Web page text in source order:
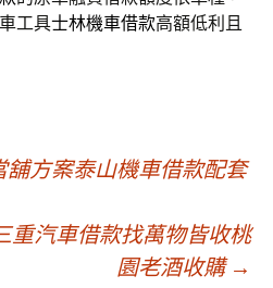
工具士林機車借款高額低利且
方案泰山機車借款配套
重汽車借款找萬物皆收桃
園老酒收購 →